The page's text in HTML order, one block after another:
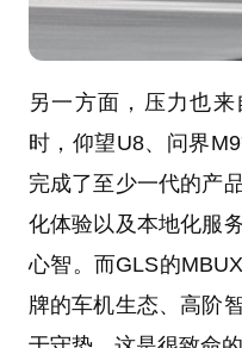
另一方面，压力也来
时，仰望U8、问界
完成了至少一代的产
化体验以及本地化服
心智。而GLS的
牌的车机生态、高阶